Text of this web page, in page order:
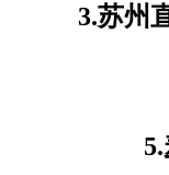
3.苏州